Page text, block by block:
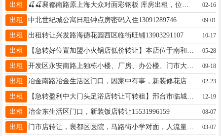
出租 02-16
出租 中北世纪城公寓日租钟点房密码入住13091289746 09-01
出租 出租转让兴发路海德花园西区临街旺铺13903291107 10-17
出租 05-28
出租 开发区永安南路上独栋小楼、厂房、办公楼、门市大产权可贷款300～1000平均价3000多一平起18931963186现房 09-18
出租 冶金南路冶金生活区门口，因家中有事，新装修花店出租，水电，空调，租金1300，联系电话：13931933121 02-23
出租 【急转盈利中大门头足浴店转让可转租】邢台市临城县和谐路！上下三层1100平，19303397877 12-19
出租 冶金东生活区门口，新装饭店转让15531996159 08-07
出租 门市店转让，襄都区医院，马路街小学对面，人流量大。有上下水卫生间，门前可外摆，13739811723 03-07